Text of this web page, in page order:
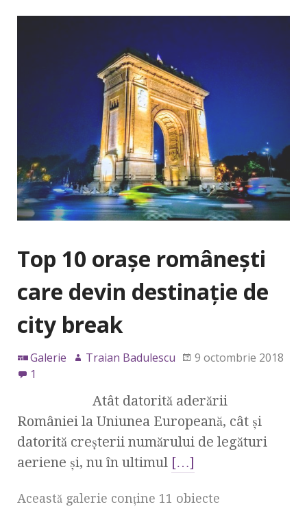
Top 10 orașe românești
care devin destinație de
city break
Galerie Traian Badulescu
9 octombrie 2018
1
Atât datorită aderării
României la Uniunea Europeană, cât și
datorită creșterii numărului de legături
aeriene și, nu în ultimul […]
Această galerie conţine 11 obiecte